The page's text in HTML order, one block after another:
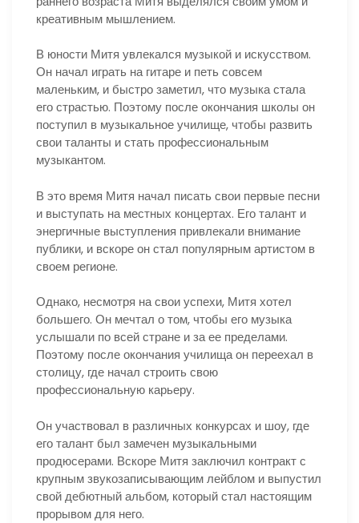
креативным мышлением.
В юности Митя увлекался музыкой и искусством.
Он начал играть на гитаре и петь совсем
маленьким, и быстро заметил, что музыка стала
его страстью. Поэтому после окончания школы он
поступил в музыкальное училище, чтобы развить
свои таланты и стать профессиональным
музыкантом.
В это время Митя начал писать свои первые песни
и выступать на местных концертах. Его талант и
энергичные выступления привлекали внимание
публики, и вскоре он стал популярным артистом в
своем регионе.
Однако, несмотря на свои успехи, Митя хотел
большего. Он мечтал о том, чтобы его музыка
услышали по всей стране и за ее пределами.
Поэтому после окончания училища он переехал в
столицу, где начал строить свою
профессиональную карьеру.
Он участвовал в различных конкурсах и шоу, где
его талант был замечен музыкальными
продюсерами. Вскоре Митя заключил контракт с
крупным звукозаписывающим лейблом и выпустил
свой дебютный альбом, который стал настоящим
прорывом для него.